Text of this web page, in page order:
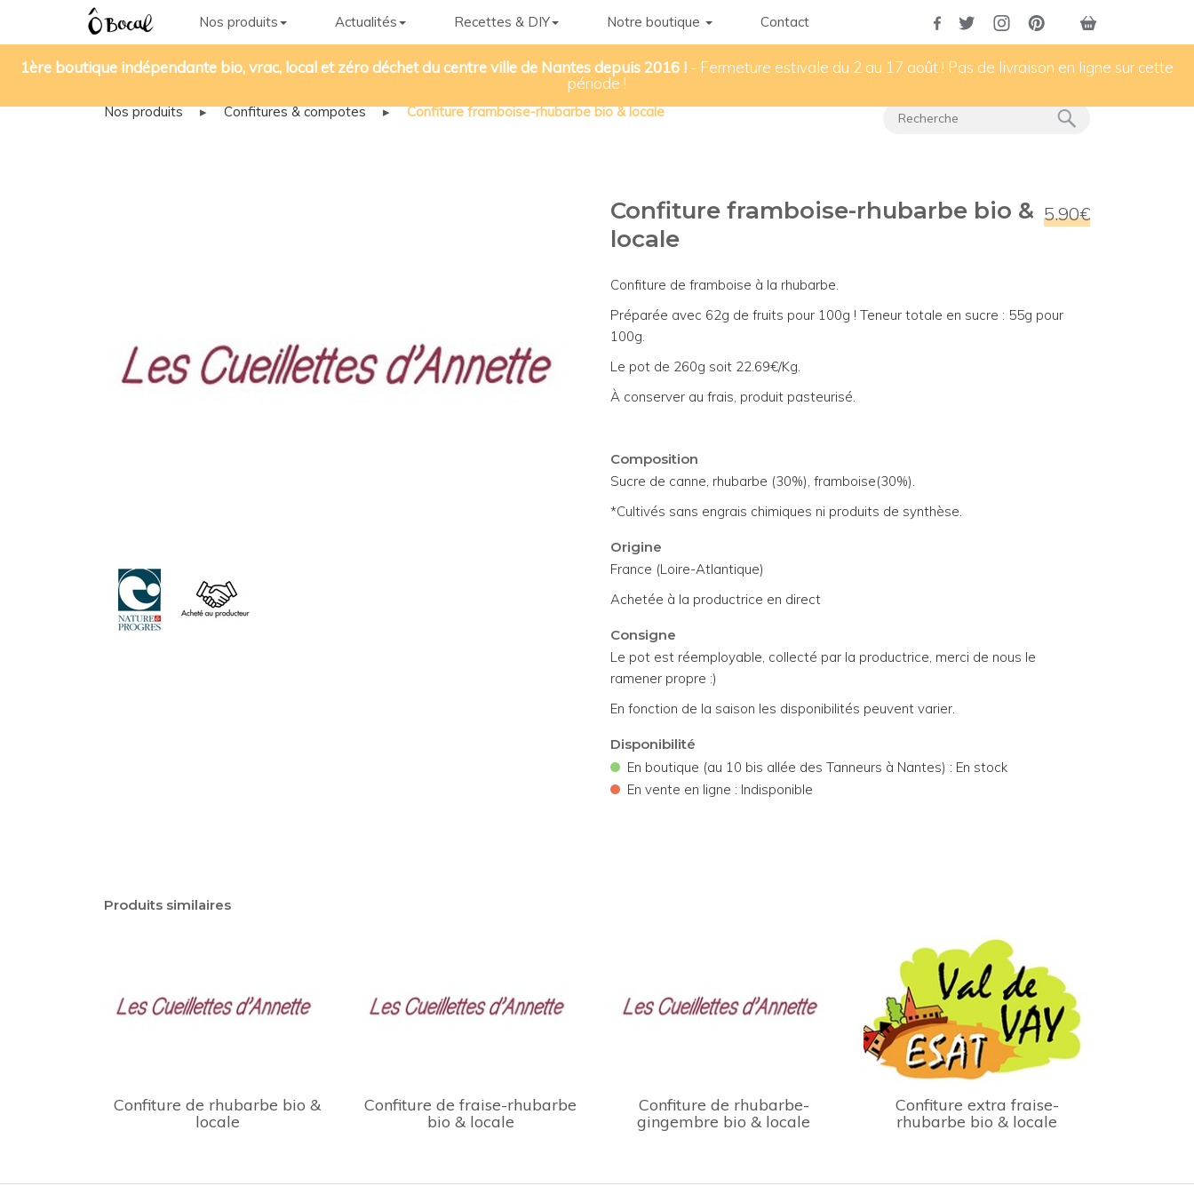
Nos produits Actualités Recettes & DIY Notre boutique Contact
1ère boutique indépendante bio, vrac, local et zéro déchet du centre ville de Nantes depuis 2016 ! - Fermeture estivale du 2 au 17 août ! Pas de livraison en ligne sur cette
période !
Nos produits ▸ Confitures & compotes ▸ Confiture framboise-rhubarbe bio & locale
5.90€
Confiture framboise-rhubarbe bio &
locale
Confiture de framboise à la rhubarbe.
Préparée avec 62g de fruits pour 100g ! Teneur totale en sucre : 55g pour
100g.
Le pot de 260g soit 22.69€/Kg.
À conserver au frais, produit pasteurisé.
Composition
Sucre de canne, rhubarbe (30%), framboise(30%).
*Cultivés sans engrais chimiques ni produits de synthèse.
Origine
France (Loire-Atlantique)
Achetée à la productrice en direct
Consigne
Le pot est réemployable, collecté par la productrice, merci de nous le
ramener propre :)
En fonction de la saison les disponibilités peuvent varier.
Disponibilité
• En boutique (au 10 bis allée des Tanneurs à Nantes) : En stock
• En vente en ligne : Indisponible
Produits similaires
Confiture de rhubarbe bio &
locale
Confiture de fraise-rhubarbe
bio & locale
Confiture de rhubarbe-
gingembre bio & locale
Confiture extra fraise-
rhubarbe bio & locale